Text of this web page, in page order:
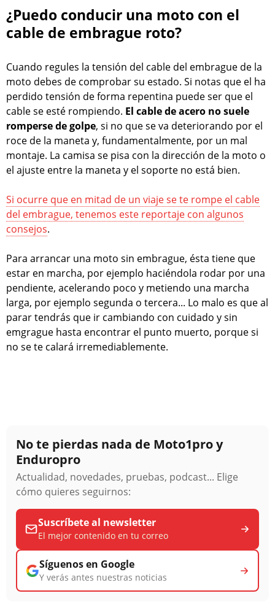
¿Puedo conducir una moto con el
cable de embrague roto?
Cuando regules la tensión del cable del embrague de la
moto debes de comprobar su estado. Si notas que el ha
perdido tensión de forma repentina puede ser que el
cable se esté rompiendo. El cable de acero no suele
romperse de golpe, si no que se va deteriorando por el
roce de la maneta y, fundamentalmente, por un mal
montaje. La camisa se pisa con la dirección de la moto o
el ajuste entre la maneta y el soporte no está bien.
Si ocurre que en mitad de un viaje se te rompe el cable
del embrague, tenemos este reportaje con algunos
consejos.
Para arrancar una moto sin embrague, ésta tiene que
estar en marcha, por ejemplo haciéndola rodar por una
pendiente, acelerando poco y metiendo una marcha
larga, por ejemplo segunda o tercera... Lo malo es que al
parar tendrás que ir cambiando con cuidado y sin
emgrague hasta encontrar el punto muerto, porque si
no se te calará irremediablemente.
No te pierdas nada de Moto1pro y
Enduropro
Actualidad, novedades, pruebas, podcast... Elige
cómo quieres seguirnos:
Suscríbete al newsletter
El mejor contenido en tu correo
Síguenos en Google
Y verás antes nuestras noticias